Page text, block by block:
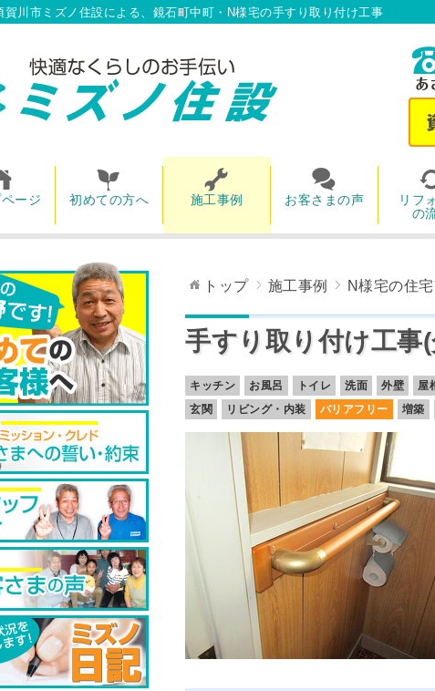
賀川市ミズノ住設による、鏡石町中町・N様宅の手すり取り付け工事
ページ 初めての方へ 施工事例 お客さまの声
リフ
の
トップ 施工事例 N様宅の住
手すり取り付け工事(
キッチン お風呂 トイレ 洗面 外壁 屋
玄関
リビング・内装 バリアフリー 増築